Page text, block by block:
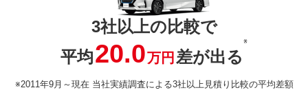
3社以上の比較で
平均20.0万円 差が出る
※
※2011年9月～現在 当社実績調査による3社以上見積り比較の平均差額